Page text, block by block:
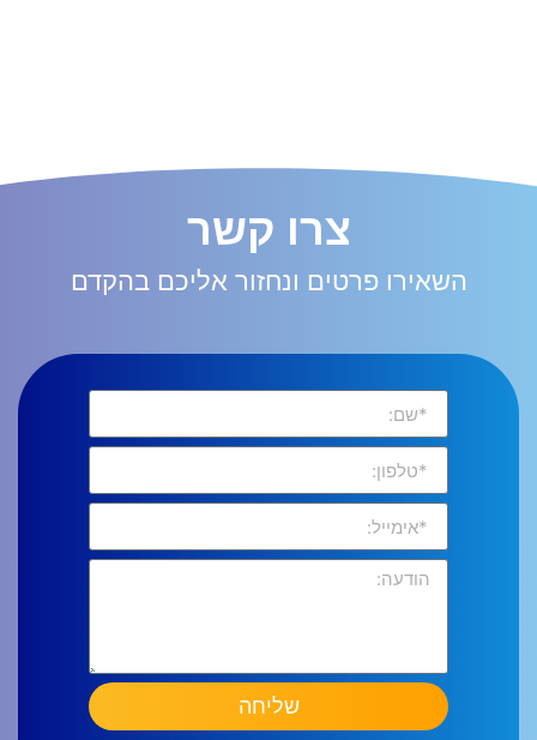
צרו קשר
השאירו פרטים ונחזור אליכם בהקדם
שליחה